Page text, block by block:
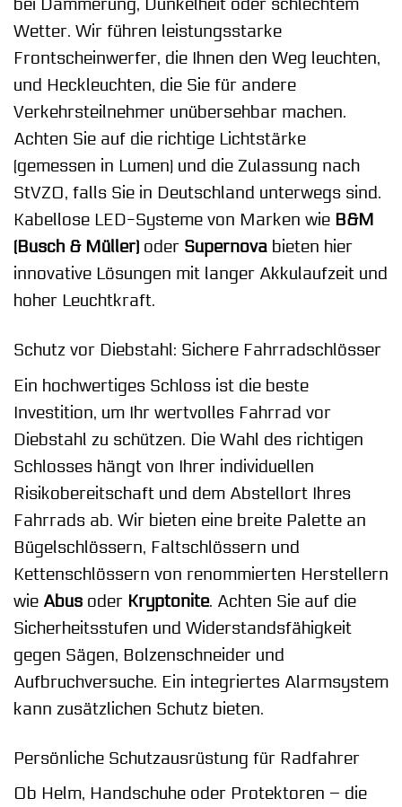
bei Dämmerung, Dunkelheit oder schlechtem
Wetter. Wir führen leistungsstarke
Frontscheinwerfer, die Ihnen den Weg leuchten,
und Heckleuchten, die Sie für andere
Verkehrsteilnehmer unübersehbar machen.
Achten Sie auf die richtige Lichtstärke
(gemessen in Lumen) und die Zulassung nach
StVZO, falls Sie in Deutschland unterwegs sind.
Kabellose LED-Systeme von Marken wie B&M
(Busch & Müller) oder Supernova bieten hier
innovative Lösungen mit langer Akkulaufzeit und
hoher Leuchtkraft.
Schutz vor Diebstahl: Sichere Fahrradschlösser
Ein hochwertiges Schloss ist die beste
Investition, um Ihr wertvolles Fahrrad vor
Diebstahl zu schützen. Die Wahl des richtigen
Schlosses hängt von Ihrer individuellen
Risikobereitschaft und dem Abstellort Ihres
Fahrrads ab. Wir bieten eine breite Palette an
Bügelschlössern, Faltschlössern und
Kettenschlössern von renommierten Herstellern
wie Abus oder Kryptonite. Achten Sie auf die
Sicherheitsstufen und Widerstandsfähigkeit
gegen Sägen, Bolzenschneider und
Aufbruchversuche. Ein integriertes Alarmsystem
kann zusätzlichen Schutz bieten.
Persönliche Schutzausrüstung für Radfahrer
Ob Helm, Handschuhe oder Protektoren – die